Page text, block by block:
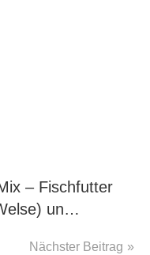
– Fischfutter
un…
Nächster Beitrag